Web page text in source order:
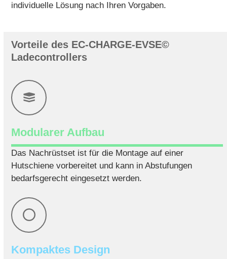
individuelle Lösung nach Ihren Vorgaben.
Vorteile des EC-CHARGE-EVSE©
Ladecontrollers
Modularer Aufbau
Das Nachrüstset ist für die Montage auf einer
Hutschiene vorbereitet und kann in Abstufungen
bedarfsgerecht eingesetzt werden.
Kompaktes Design